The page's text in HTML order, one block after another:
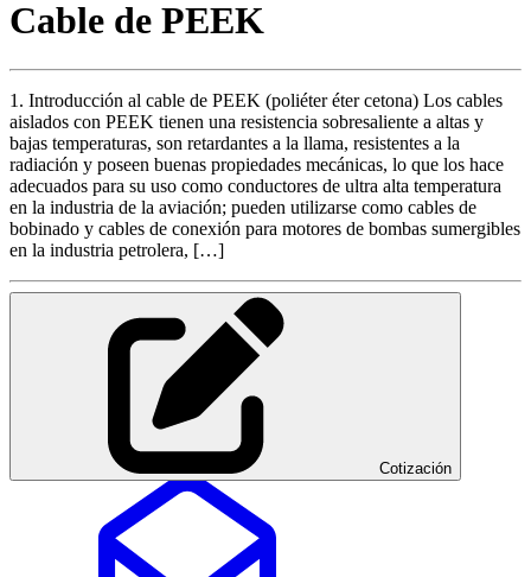
Cable de PEEK
1. Introducción al cable de PEEK (poliéter éter cetona) Los cables
aislados con PEEK tienen una resistencia sobresaliente a altas y
bajas temperaturas, son retardantes a la llama, resistentes a la
radiación y poseen buenas propiedades mecánicas, lo que los hace
adecuados para su uso como conductores de ultra alta temperatura
en la industria de la aviación; pueden utilizarse como cables de
bobinado y cables de conexión para motores de bombas sumergibles
en la industria petrolera, […]
Cotización